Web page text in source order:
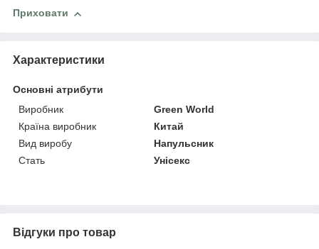
Приховати
Характеристики
Основні атрибути
Виробник
Green World
Країна виробник
Китай
Вид виробу
Напульсник
Стать
Унісекс
Відгуки про товар